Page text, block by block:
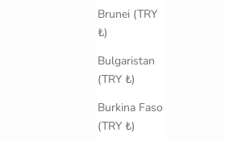
Brunei (TRY
₺)
Bulgaristan
(TRY ₺)
Burkina Faso
(TRY ₺)